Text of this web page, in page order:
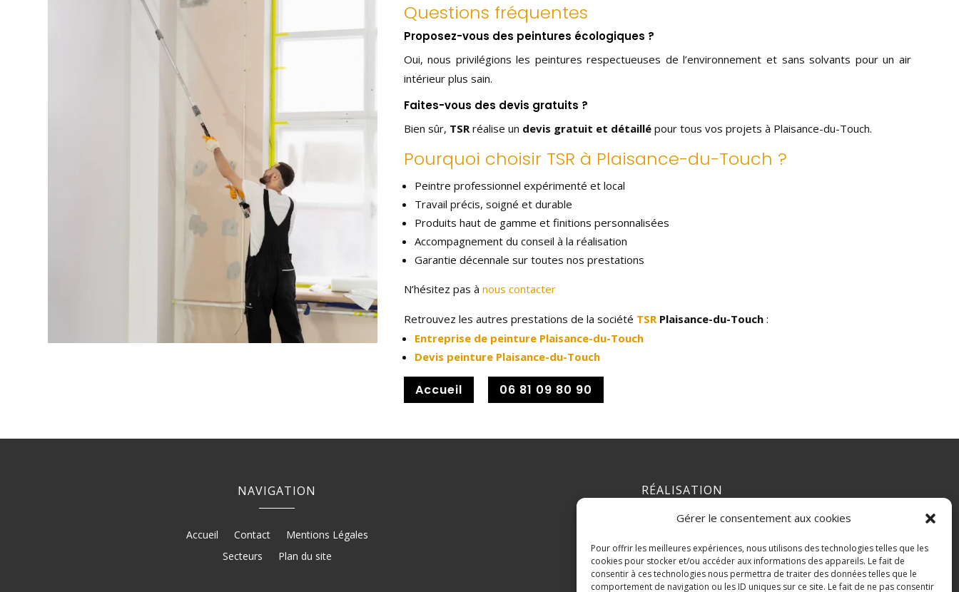
Gérer le consentement aux cookies
Pour offrir les meilleures expériences, nous utilisons des technologies telles que les
cookies pour stocker et/ou accéder aux informations des appareils. Le fait de
consentir à ces technologies nous permettra de traiter des données telles que le
comportement de navigation ou les ID uniques sur ce site. Le fait de ne pas consentir
Questions fréquentes
Proposez-vous des peintures écologiques ?
Oui, nous privilégions les peintures respectueuses de l’environnement et sans solvants pour un air
intérieur plus sain.
Faites-vous des devis gratuits ?
Bien sûr, TSRréalise un devis gratuit et détaillépour tous vos projets à Plaisance-du-Touch.
Pourquoi choisir TSR à Plaisance-du-Touch ?
Peintre professionnel expérimenté et local
Travail précis, soigné et durable
Produits haut de gamme et finitions personnalisées
Accompagnement du conseil à la réalisation
Garantie décennale sur toutes nos prestations
N’hésitez pas à nous contacter
Retrouvez les autres prestations de la société TSRPlaisance-du-Touch:
Entreprise de peinture Plaisance-du-Touch
Devis peinture Plaisance-du-Touch
Accueil 06 81 09 80 90
NAVIGATION
Accueil Contact
Mentions Légales
Secteurs
Plan du site
RÉALISATION